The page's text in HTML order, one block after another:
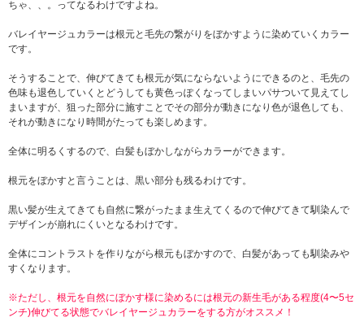
わり、カラーも柔らかく見せたい時は根元からが大
す。 逆に乾いてくると直しにくくなってしまい無理
色持ちも悪くなるので、できるだけ早く直す必要が
あります。前髪に分かれ癖やボリュームが出にくい
方は左右全体に振りながら乾かしていくと分け目が
和らいだり根元から自然なボリュームが出やすくな
なりボリュームが出にくい。なかなか美容室でスタ
んな時はこれです。 [柔らかい質感やボリュームUP
よりますが、ペタッとしやすい方やボリュームが出
にくい方は、ボリュームが欲しい所にボリュームUP
て乾かすとボリュームが出やすくなります！ドライ
3回繰り返しましょう！ボリュームアップしカラーも
透明感がでてふんわり見えます！ 「髪質、目的に合
ちゃ、、。ってなるわけですよね。
バレイヤージュカラーは根元と毛先の繋がりをぼかすように染めていくカラー
です。
そうすることで、伸びてきても根元が気にならないようにできるのと、毛先の
色味も退色していくとどうしても黄色っぽくなってしまいパサついて見えてし
まいますが、狙った部分に施すことでその部分が動きになり色が退色しても、
それが動きになり時間がたっても楽しめます。
全体に明るくするので、白髪もぼかしながらカラーができます。
根元をぼかすと言うことは、黒い部分も残るわけです。
黒い髪が生えてきても自然に繋がったまま生えてくるので伸びてきて馴染んで
デザインが崩れにくいとなるわけです。
全体にコントラストを作りながら根元もぼかすので、白髪があっても馴染みや
すくなります。
※ただし、根元を自然にぼかす様に染めるには根元の新生毛がある程度(4〜5セ
ンチ)伸びてる状態でバレイヤージュカラーをする方がオススメ！